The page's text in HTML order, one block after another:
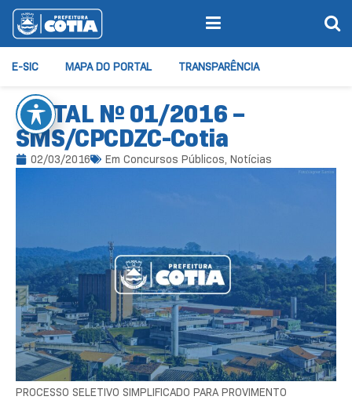
E-SIC MAPA DO PORTAL TRANSPARÊNCIA
EDITAL Nº 01/2016 –
SMS/CPCDZC-Cotia
02/03/2016 Em Concursos Públicos, Notícias
PROCESSO SELETIVO SIMPLIFICADO PARA PROVIMENTO